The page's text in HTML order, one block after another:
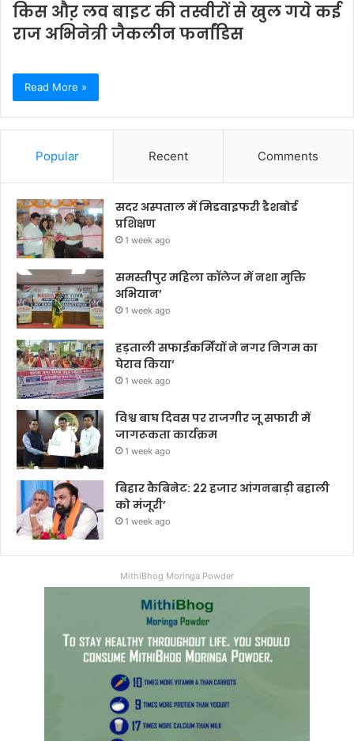
किस औऱ लव बाइट की तस्वीरों से खुल गये कई
राज अभिनेत्री जैकलीन फर्नांडिस
Read More »
Popular Recent Comments
सदर अस्पताल में मिडवाइफरी डैशबोर्ड
प्रशिक्षण
1 week ago
समस्तीपुर महिला कॉलेज में नशा मुक्ति
अभियान’
1 week ago
हड़ताली सफाईकर्मियों ने नगर निगम का
घेराव किया’
1 week ago
विश्व बाघ दिवस पर राजगीर जू सफारी में
जागरूकता कार्यक्रम
1 week ago
बिहार कैबिनेट: 22 हजार आंगनबाड़ी बहाली
को मंजूरी’
1 week ago
MithiBhog Moringa Powder